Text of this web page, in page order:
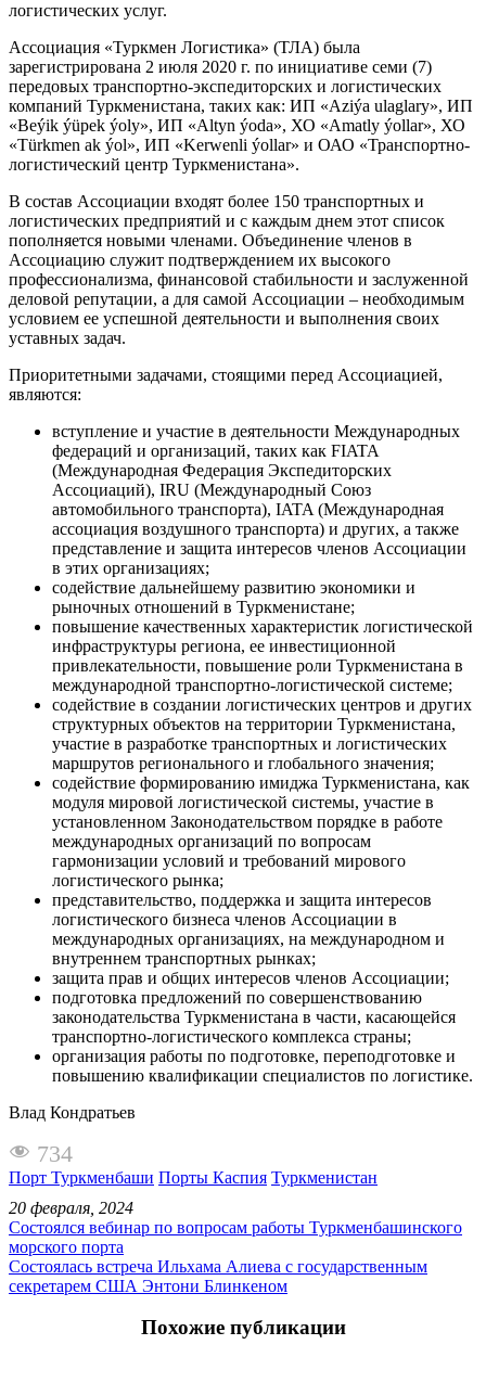
логистических услуг.
Ассоциация «Туркмен Логистика» (ТЛА) была
зарегистрирована 2 июля 2020 г. по инициативе семи (7)
передовых транспортно-экспедиторских и логистических
компаний Туркменистана, таких как: ИП «Aziýa ulaglary», ИП
«Beýik ýüpek ýoly», ИП «Altyn ýoda», ХО «Amatly ýollar», ХО
«Türkmen ak ýol», ИП «Kerwenli ýollar» и ОАО «Транспортно-
логистический центр Туркменистана».
В состав Ассоциации входят более 150 транспортных и
логистических предприятий и с каждым днем этот список
пополняется новыми членами. Объединение членов в
Ассоциацию служит подтверждением их высокого
профессионализма, финансовой стабильности и заслуженной
деловой репутации, а для самой Ассоциации – необходимым
условием ее успешной деятельности и выполнения своих
уставных задач.
Приоритетными задачами, стоящими перед Ассоциацией,
являются:
вступление и участие в деятельности Международных
федераций и организаций, таких как FIATA
(Международная Федерация Экспедиторских
Ассоциаций), IRU (Международный Союз
автомобильного транспорта), IATA (Международная
ассоциация воздушного транспорта) и других, а также
представление и защита интересов членов Ассоциации
в этих организациях;
содействие дальнейшему развитию экономики и
рыночных отношений в Туркменистане;
повышение качественных характеристик логистической
инфраструктуры региона, ее инвестиционной
привлекательности, повышение роли Туркменистана в
международной транспортно-логистической системе;
содействие в создании логистических центров и других
структурных объектов на территории Туркменистана,
участие в разработке транспортных и логистических
маршрутов регионального и глобального значения;
содействие формированию имиджа Туркменистана, как
модуля мировой логистической системы, участие в
установленном Законодательством порядке в работе
международных организаций по вопросам
гармонизации условий и требований мирового
логистического рынка;
представительство, поддержка и защита интересов
логистического бизнеса членов Ассоциации в
международных организациях, на международном и
внутреннем транспортных рынках;
защита прав и общих интересов членов Ассоциации;
подготовка предложений по совершенствованию
законодательства Туркменистана в части, касающейся
транспортно-логистического комплекса страны;
организация работы по подготовке, переподготовке и
повышению квалификации специалистов по логистике.
Влад Кондратьев
734
Порт Туркменбаши Порты Каспия Туркменистан
20 февраля, 2024
Состоялся вебинар по вопросам работы Туркменбашинского
морского порта
Состоялась встреча Ильхама Алиева с государственным
секретарем США Энтони Блинкеном
Похожие публикации